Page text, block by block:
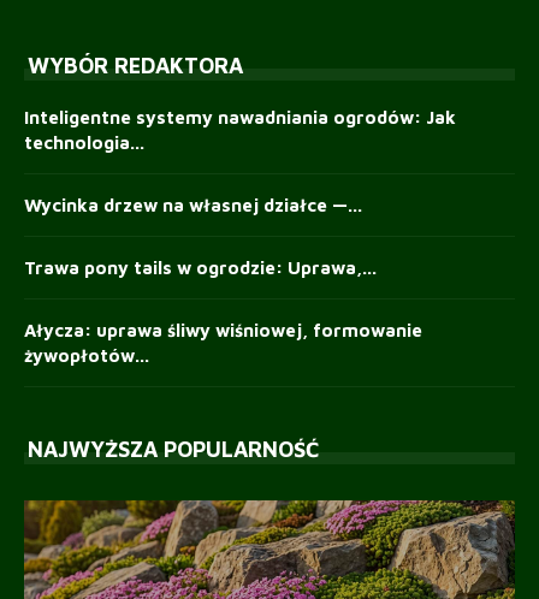
WYBÓR REDAKTORA
Inteligentne systemy nawadniania ogrodów: Jak
technologia...
Wycinka drzew na własnej działce —...
Trawa pony tails w ogrodzie: Uprawa,...
Ałycza: uprawa śliwy wiśniowej, formowanie
żywopłotów...
NAJWYŻSZA POPULARNOŚĆ